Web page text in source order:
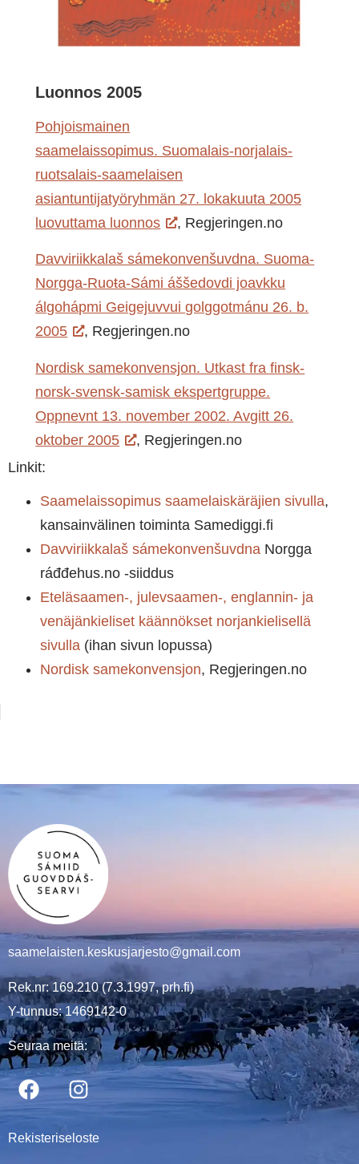
Luonnos 2005
Pohjoismainen
saamelaissopimus. Suomalais-norjalais-
ruotsalais-saamelaisen
asiantuntijatyöryhmän 27. lokakuuta 2005
luovuttama luonnos
, Regjeringen.no
Davviriikkalaš sámekonvenšuvdna. Suoma-
Norgga-Ruoŧa-Sámi áššedovdi joavkku
álgohápmi Geigejuvvui golggotmánu 26. b.
2005
, Regjeringen.no
Nordisk samekonvensjon. Utkast fra finsk-
norsk-svensk-samisk ekspertgruppe.
Oppnevnt 13. november 2002. Avgitt 26.
oktober 2005
, Regjeringen.no
Linkit:
Saamelaissopimus saamelaiskäräjien sivulla,
kansainvälinen toiminta Samediggi.fi
Davviriikkalaš sámekonvenšuvdna Norgga
ráđđehus.no -siiddus
Eteläsaamen-, julevsaamen-, englannin- ja
venäjänkieliset käännökset norjankielisellä
sivulla (ihan sivun lopussa)
Nordisk samekonvensjon, Regjeringen.no
saamelaisten.keskusjarjesto@gmail.com
Rek.nr: 169.210 (7.3.1997, prh.fi)
Y-tunnus: 1469142-0
Seuraa meitä:
Rekisteriseloste